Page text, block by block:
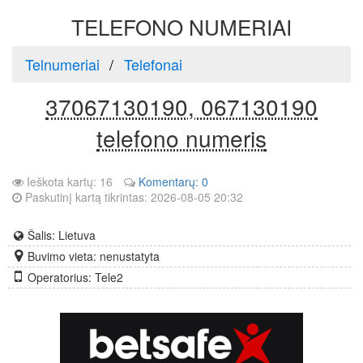
TELEFONO NUMERIAI
Telnumeriai Telefonai
37067130190, 067130190
telefono numeris
Ieškota kartų: 16
Komentarų: 0
Paskutinį kartą tikrintas: 2026-08-05 20:32
Šalis: Lietuva
Buvimo vieta: nenustatyta
Operatorius: Tele2